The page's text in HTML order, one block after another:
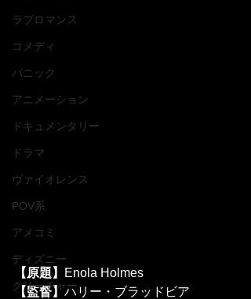
ラブロマンス
コメディ
パニック
アニメーション
ドキュメンタリー
ドラマ
ヴァイオレンス
POV系
アメコミ
ディズニー
クリーチャー
【原題】
Enola Holmes
【監督】ハリー・ブラッドビア